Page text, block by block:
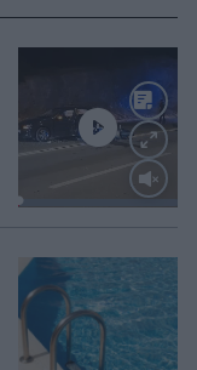
Loaded: